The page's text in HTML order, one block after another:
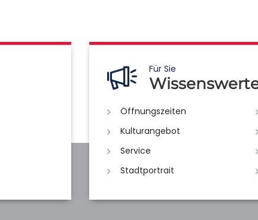
Für Sie
Öffnungszeiten
Kulturangebot
Service
Stadtportrait